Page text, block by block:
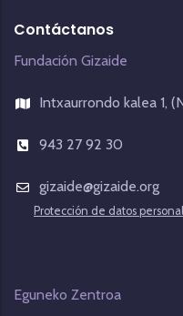
Contáctanos
Fundación Gizaide
Intxaurrondo kalea 1,
943 27 92 30
gizaide@gizaide.org
Protección de datos
Eguneko Zentroa